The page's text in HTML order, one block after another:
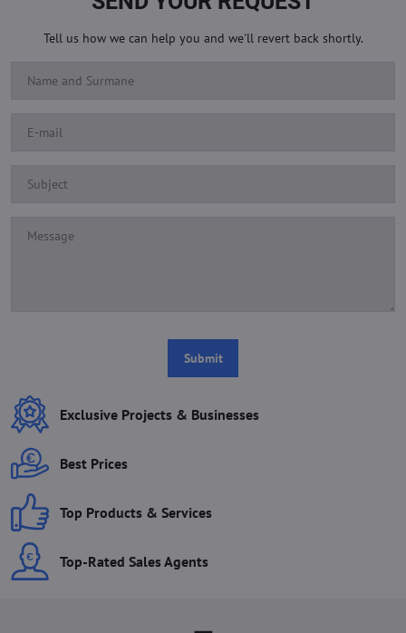
Tell us how we can help you and we'll revert back shortly.
Submit
Exclusive Projects & Businesses
Best Prices
Top Products & Services
Top-Rated Sales Agents